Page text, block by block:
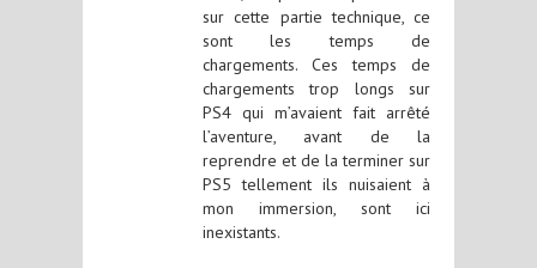
sur cette partie technique, ce
sont les temps de
chargements. Ces temps de
chargements trop longs sur
PS4 qui m’avaient fait arrêté
l’aventure, avant de la
reprendre et de la terminer sur
PS5 tellement ils nuisaient à
mon immersion, sont ici
inexistants.